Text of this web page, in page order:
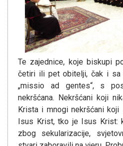
Te zajednice, koje biskupi
četiri ili pet obitelji, čak i sa
„missio ad gentes“, s
nekršćana. Nekršćani koji
Krista i mnogi nekršćani
Isus Krist, tko je Isus Krist:
zbog sekularizacije,